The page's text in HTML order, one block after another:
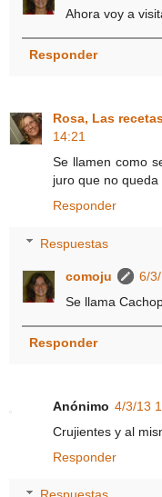
Ahora voy a
Responder
Rosa, Las
14:21
Se llamen como
juro que no
Responder
Respuestas
comoju
6/
Se llama
Responder
Anónimo 4/3/13
Crujientes y al
Responder